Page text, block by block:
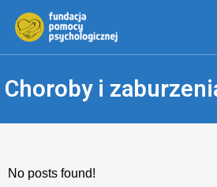
Przejdź
treści
Choroby i
No posts found!